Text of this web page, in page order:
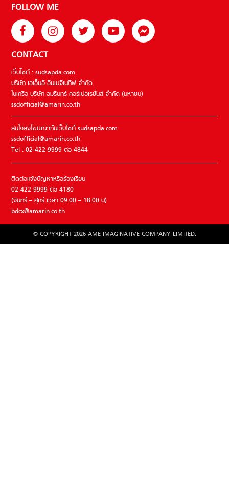
FOLLOW ME
CONTACT
เว็บไซต์ : sudsapda.com
บริษัท เอเอ็มอี อิมเมจิเนทีฟ จำกัด
ในเครือ บริษัท อมรินทร์ คอร์เปอเรชั่นส์ จำกัด (มหาชน)
ssdofficial@amarin.co.th
สนใจลงโฆษณากับเว็บไซต์ sudsapda.com
ssdofficial@amarin.co.th
Tel : 02-422-9999 ต่อ 4844
ติดต่อแจ้งปัญหาหรือร้องเรียน
02-422-9999 ต่อ 4180
(จันทร์ – ศุกร์ เวลา 09.00 – 18.00 น)
bdcx@amarin.co.th
© COPYRIGHT 2026 AME IMAGINATIVE COMPANY LIMITED.